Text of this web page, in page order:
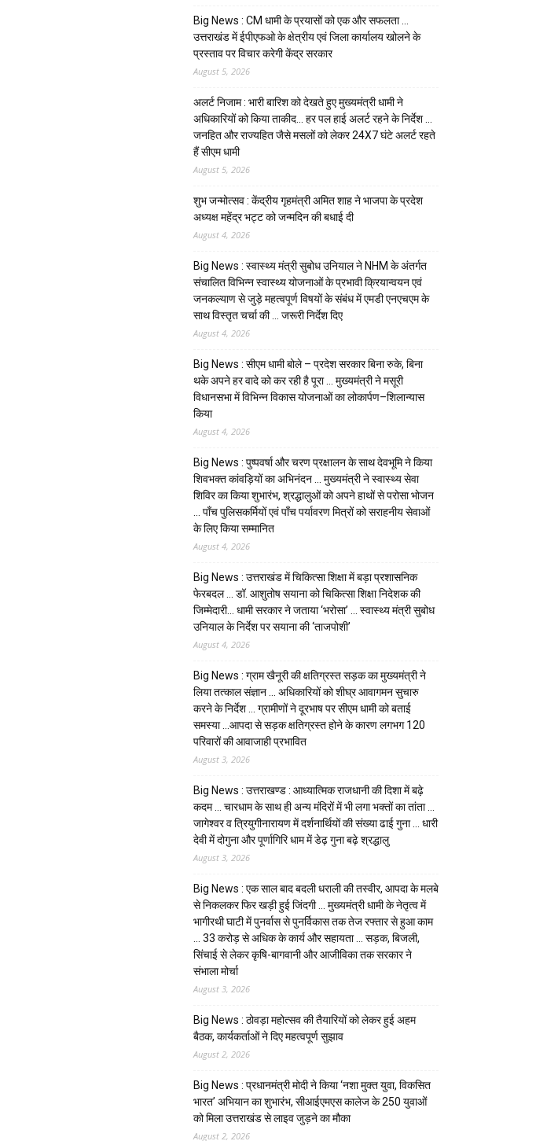
Big News : CM धामी के प्रयासों को एक और सफलता …
उत्तराखंड में ईपीएफओ के क्षेत्रीय एवं जिला कार्यालय खोलने के
प्रस्ताव पर विचार करेगी केंद्र सरकार
August 5, 2026
अलर्ट निजाम : भारी बारिश को देखते हुए मुख्यमंत्री धामी ने
अधिकारियों को किया ताकीद… हर पल हाई अलर्ट रहने के निर्देश …
जनहित और राज्यहित जैसे मसलों को लेकर 24X7 घंटे अलर्ट रहते
हैं सीएम धामी
August 5, 2026
शुभ जन्मोत्सव : केंद्रीय गृहमंत्री अमित शाह ने भाजपा के प्रदेश
अध्यक्ष महेंद्र भट्ट को जन्मदिन की बधाई दी
August 4, 2026
Big News : स्वास्थ्य मंत्री सुबोध उनियाल ने NHM के अंतर्गत
संचालित विभिन्न स्वास्थ्य योजनाओं के प्रभावी क्रियान्वयन एवं
जनकल्याण से जुड़े महत्वपूर्ण विषयों के संबंध में एमडी एनएचएम के
साथ विस्तृत चर्चा की … जरूरी निर्देश दिए
August 4, 2026
Big News : सीएम धामी बोले – प्रदेश सरकार बिना रुके, बिना
थके अपने हर वादे को कर रही है पूरा … मुख्यमंत्री ने मसूरी
विधानसभा में विभिन्न विकास योजनाओं का लोकार्पण–शिलान्यास
किया
August 4, 2026
Big News : पुष्पवर्षा और चरण प्रक्षालन के साथ देवभूमि ने किया
शिवभक्त कांवड़ियों का अभिनंदन … मुख्यमंत्री ने स्वास्थ्य सेवा
शिविर का किया शुभारंभ, श्रद्धालुओं को अपने हाथों से परोसा भोजन
… पाँच पुलिसकर्मियों एवं पाँच पर्यावरण मित्रों को सराहनीय सेवाओं
के लिए किया सम्मानित
August 4, 2026
Big News : उत्तराखंड में चिकित्सा शिक्षा में बड़ा प्रशासनिक
फेरबदल … डॉ. आशुतोष सयाना को चिकित्सा शिक्षा निदेशक की
जिम्मेदारी… धामी सरकार ने जताया ‘भरोसा’ … स्वास्थ्य मंत्री सुबोध
उनियाल के निर्देश पर सयाना की ‘ताजपोशी’
August 4, 2026
Big News : ग्राम खैनूरी की क्षतिग्रस्त सड़क का मुख्यमंत्री ने
लिया तत्काल संज्ञान … अधिकारियों को शीघ्र आवागमन सुचारु
करने के निर्देश … ग्रामीणों ने दूरभाष पर सीएम धामी को बताई
समस्या …आपदा से सड़क क्षतिग्रस्त होने के कारण लगभग 120
परिवारों की आवाजाही प्रभावित
August 3, 2026
Big News : उत्तराखण्ड : आध्यात्मिक राजधानी की दिशा में बढ़े
कदम … चारधाम के साथ ही अन्य मंदिरों में भी लगा भक्तों का तांता …
जागेश्वर व त्रियुगीनारायण में दर्शनार्थियों की संख्या ढाई गुना … धारी
देवी में दोगुना और पूर्णागिरि धाम में डेढ़ गुना बढ़े श्रद्धालु
August 3, 2026
Big News : एक साल बाद बदली धराली की तस्वीर, आपदा के मलबे
से निकलकर फिर खड़ी हुई जिंदगी … मुख्यमंत्री धामी के नेतृत्व में
भागीरथी घाटी में पुनर्वास से पुनर्विकास तक तेज रफ्तार से हुआ काम
… ₹33 करोड़ से अधिक के कार्य और सहायता … सड़क, बिजली,
सिंचाई से लेकर कृषि-बागवानी और आजीविका तक सरकार ने
संभाला मोर्चा
August 3, 2026
Big News : ठोवड़ा महोत्सव की तैयारियों को लेकर हुई अहम
बैठक, कार्यकर्ताओं ने दिए महत्वपूर्ण सुझाव
August 2, 2026
Big News : प्रधानमंत्री मोदी ने किया ‘नशा मुक्त युवा, विकसित
भारत’ अभियान का शुभारंभ, सीआईएमएस कालेज के 250 युवाओं
को मिला उत्तराखंड से लाइव जुड़ने का मौका
August 2, 2026